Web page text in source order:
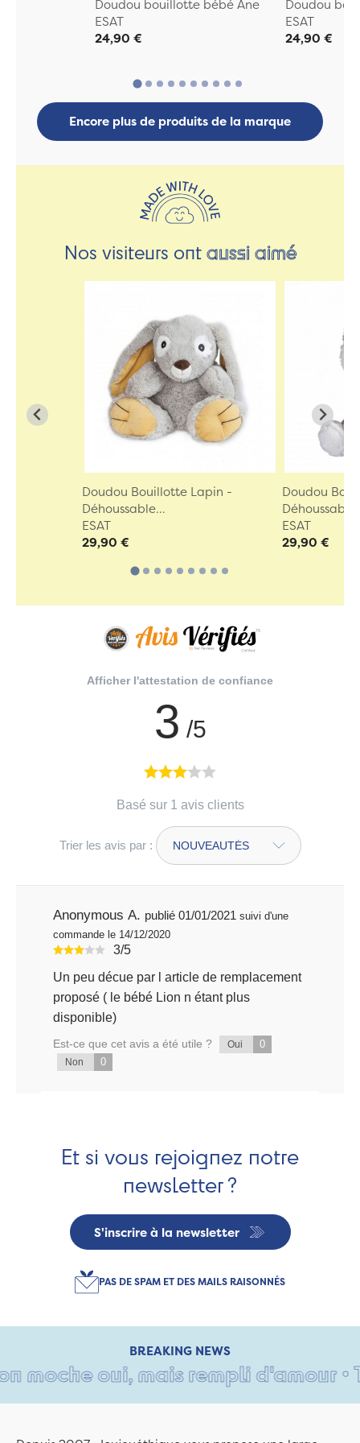
Doudou bouillotte bébé Ane
ESAT
24,90 €
Doudou
ESAT
24,90 €
Encore plus de produits de la marque
Nos visiteurs ontaussi aimé
Doudou Bouillotte Lapin -
Déhoussable...
ESAT
29,90 €
Doudou
ESAT
29,90 €
Afficher l'attestation de confiance
3 /5
Basé sur 1 avis clients
Trier les avis par :
Anonymous A. publié 01/01/2021 suivi d'une
commande le 14/12/2020
3/5
Un peu décue par l article de remplacement
proposé ( le bébé Lion n étant plus
disponible)
Est-ce que cet avis a été utile ? Oui 0
Non 0
Et si vous rejoignez notre
newsletter ?
S'inscrire à la newsletter
PAS DE SPAM ET DES MAILS RAISONNÉS
BREAKING NEWS
oui, mais rempli d'amour •